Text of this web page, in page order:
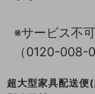
※サービス不
（0120-008-
超大型家具配送便